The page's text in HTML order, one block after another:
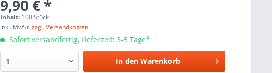
9,90 € *
Inhalt: 100 Stück
inkl. MwSt.zzgl. Versandkosten
Sofort versandfertig, Lieferzeit: 3-5 Tage*
In den Warenkorb